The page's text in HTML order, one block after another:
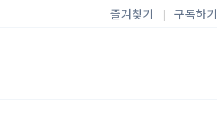
즐겨찾기 | 구독하기